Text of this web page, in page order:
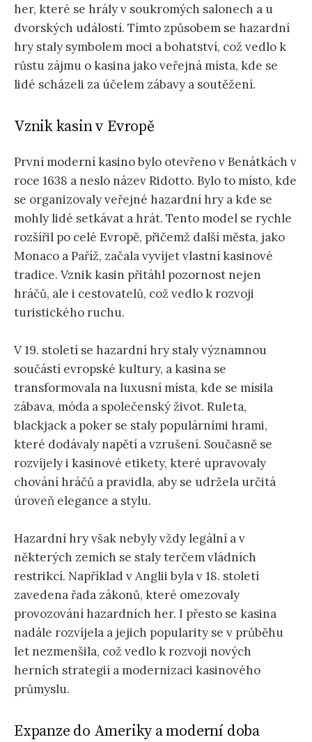
her, které se hrály v soukromých salonech a u
dvorských událostí. Tímto způsobem se hazardní
hry staly symbolem moci a bohatství, což vedlo k
růstu zájmu o kasina jako veřejná místa, kde se
lidé scházeli za účelem zábavy a soutěžení.
Vznik kasin v Evropě
První moderní kasino bylo otevřeno v Benátkách v
roce 1638 a neslo název Ridotto. Bylo to místo, kde
se organizovaly veřejné hazardní hry a kde se
mohly lidé setkávat a hrát. Tento model se rychle
rozšířil po celé Evropě, přičemž další města, jako
Monaco a Paříž, začala vyvíjet vlastní kasinové
tradice. Vznik kasin přitáhl pozornost nejen
hráčů, ale i cestovatelů, což vedlo k rozvoji
turistického ruchu.
V 19. století se hazardní hry staly významnou
součástí evropské kultury, a kasina se
transformovala na luxusní místa, kde se mísila
zábava, móda a společenský život. Ruleta,
blackjack a poker se staly populárními hrami,
které dodávaly napětí a vzrušení. Současně se
rozvíjely i kasinové etikety, které upravovaly
chování hráčů a pravidla, aby se udržela určitá
úroveň elegance a stylu.
Hazardní hry však nebyly vždy legální a v
některých zemích se staly terčem vládních
restrikcí. Například v Anglii byla v 18. století
zavedena řada zákonů, které omezovaly
provozování hazardních her. I přesto se kasina
nadále rozvíjela a jejich popularity se v průběhu
let nezmenšila, což vedlo k rozvoji nových
herních strategií a modernizaci kasinového
průmyslu.
Expanze do Ameriky a moderní doba